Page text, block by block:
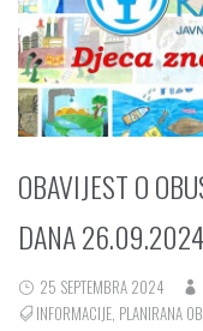
OBAVIJEST O
DANA
25 SEPTEMBRA 2024
INFORMACIJE PLANIRANA